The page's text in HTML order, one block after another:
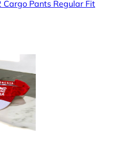
Cargo Pants Regular Fit